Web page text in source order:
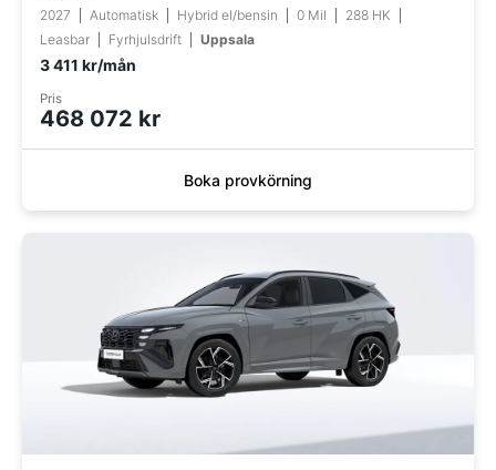
2027 Automatisk Hybrid el/bensin 0 Mil
288 HK
Leasbar
Fyrhjulsdrift Uppsala
3 411 kr/mån
Pris
468 072 kr
Boka provkörning